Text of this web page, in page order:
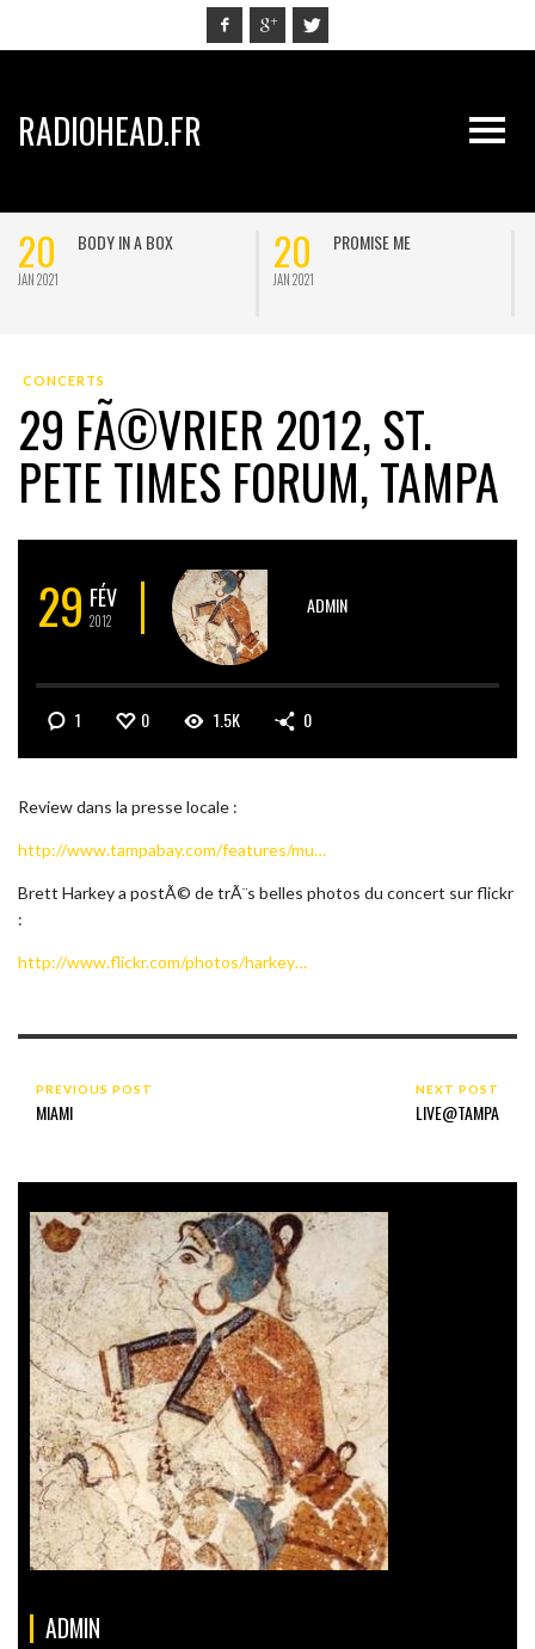
RADIOHEAD.FR
20
JAN 2021
BODY IN A BOX 20
JAN 2021
PROMISE ME
CONCERTS
29 FÃ©VRIER 2012, ST.
PETE TIMES FORUM, TAMPA
29 FÉV
2012
ADMIN
1 0 1.5K 0
Review dans la presse locale :
http://www.tampabay.com/features/mu…
Brett Harkey a postÃ© de trÃ¨s belles photos du concert sur flickr
:
http://www.flickr.com/photos/harkey…
PREVIOUS POST
MIAMI
NEXT POST
LIVE@TAMPA
ADMIN